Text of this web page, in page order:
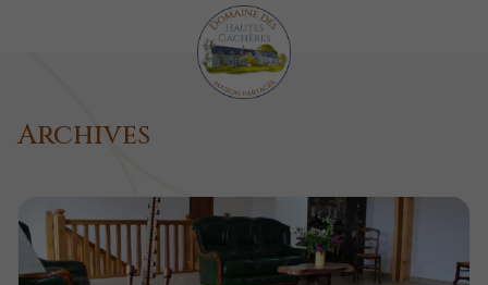
Archives